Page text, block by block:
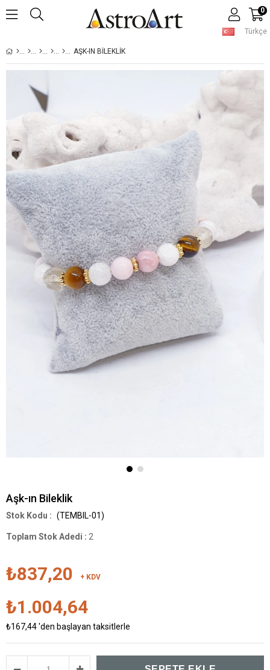
Türkçe
0
AŞK-IN BILEKLIK
Aşk-ın Bileklik
(TEMBIL-01)
Toplam Stok Adedi : 2
₺837,20 + KDV
₺1.004,64
₺167,44'den başlayan taksitlerle